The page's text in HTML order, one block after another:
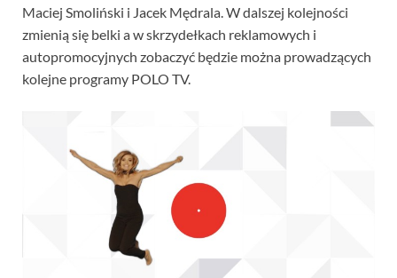
Maciej Smoliński i Jacek Mędrala. W dalszej kolejności
zmienią się belki a w skrzydełkach reklamowych i
autopromocyjnych zobaczyć będzie można prowadzących
kolejne programy POLO TV.